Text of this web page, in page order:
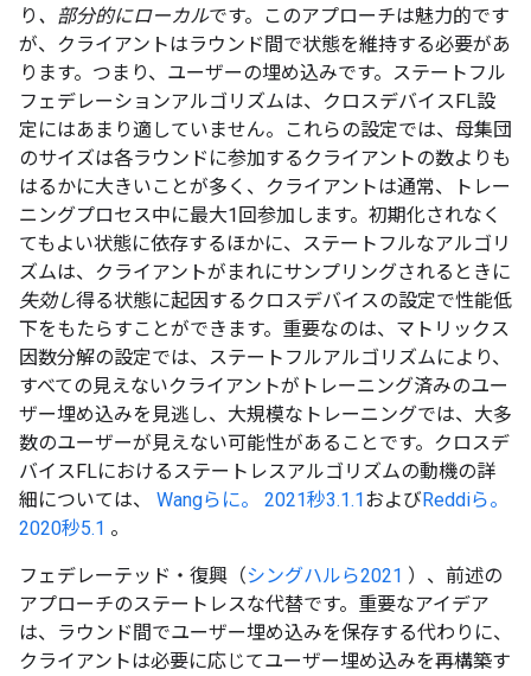
り 、部分的にローカルです。このアプローチは魅力的です
が、クライアントはラウンド間で状態を維持する必要があ
ります。つまり、ユーザーの埋め込みです。ステートフル
フェデレーションアルゴリズムは、クロスデバイスFL設
定にはあまり適していません。これらの設定では、母集団
のサイズは各ラウンドに参加するクライアントの数よりも
はるかに大きいことが多く、クライアントは通常、トレー
ニングプロセス中に最大1回参加します。初期化されなく
てもよい状態に依存するほかに、ステートフルなアルゴリ
ズムは、クライアントがまれにサンプリングされるときに
失効し得る状態に起因するクロスデバイスの設定で性能低
下をもたらすことができます。重要なのは、マトリックス
因数分解の設定では、ステートフルアルゴリズムにより、
すべての見えないクライアントがトレーニング済みのユー
ザー埋め込みを見逃し、大規模なトレーニングでは、大多
数のユーザーが見えない可能性があることです。クロスデ
バイスFLにおけるステートレスアルゴリズムの動機の詳
細については、 Wangらに。 2021秒3.1.1およびReddiら。
2020秒5.1 。
フェデレーテッド・復興（シングハルら2021 ）、前述の
アプローチのステートレスな代替です。重要なアイデア
は、ラウンド間でユーザー埋め込みを保存する代わりに、
クライアントは必要に応じてユーザー埋め込みを再構築す